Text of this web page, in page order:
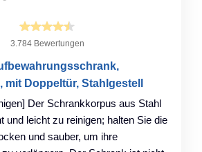
3.784 Bewertungen
mit Doppeltür, Stahlgestell
Der Schrankkorpus aus Stahl
und leicht zu reinigen; halten Sie die
und sauber, um ihre